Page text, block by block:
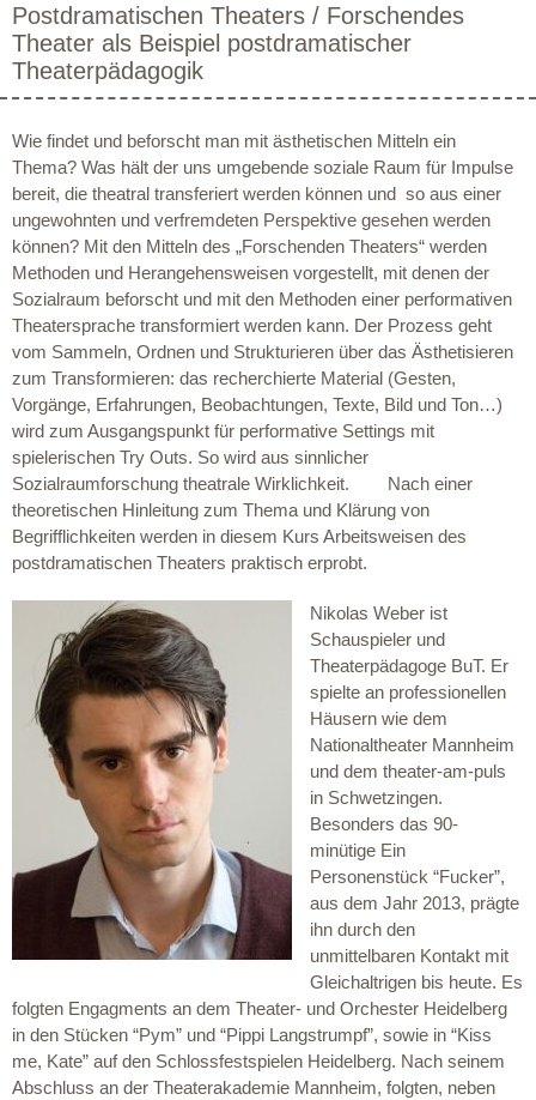
Postdramatischen Theaters / Forschendes
Theater als Beispiel postdramatischer
Theaterpädagogik
Wie findet und beforscht man mit ästhetischen Mitteln ein
Thema? Was hält der uns umgebende soziale Raum für Impulse
bereit, die theatral transferiert werden können und so aus einer
ungewohnten und verfremdeten Perspektive gesehen werden
können? Mit den Mitteln des „Forschenden Theaters“ werden
Methoden und Herangehensweisen vorgestellt, mit denen der
Sozialraum beforscht und mit den Methoden einer performativen
Theatersprache transformiert werden kann. Der Prozess geht
vom Sammeln, Ordnen und Strukturieren über das Ästhetisieren
zum Transformieren: das recherchierte Material (Gesten,
Vorgänge, Erfahrungen, Beobachtungen, Texte, Bild und Ton…)
wird zum Ausgangspunkt für performative Settings mit
spielerischen Try Outs. So wird aus sinnlicher
Sozialraumforschung theatrale Wirklichkeit. Nach einer
theoretischen Hinleitung zum Thema und Klärung von
Begrifflichkeiten werden in diesem Kurs Arbeitsweisen des
postdramatischen Theaters praktisch erprobt.
Nikolas Weber ist
Schauspieler und
Theaterpädagoge BuT. Er
spielte an professionellen
Häusern wie dem
Nationaltheater Mannheim
und dem theater-am-puls
in Schwetzingen.
Besonders das 90-
minütige Ein
Personenstück “Fucker”,
aus dem Jahr 2013, prägte
ihn durch den
unmittelbaren Kontakt mit
Gleichaltrigen bis heute. Es
folgten Engagments an dem Theater- und Orchester Heidelberg
in den Stücken “Pym” und “Pippi Langstrumpf”, sowie in “Kiss
me, Kate” auf den Schlossfestspielen Heidelberg. Nach seinem
Abschluss an der Theaterakademie Mannheim, folgten, neben